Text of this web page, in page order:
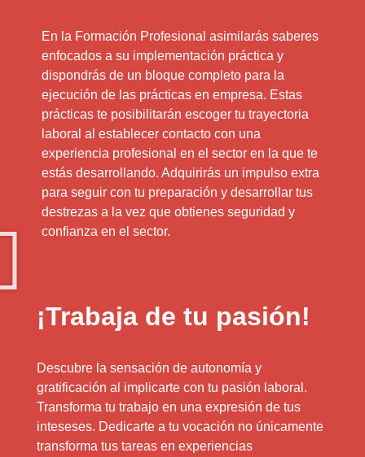
En la Formación Profesional asimilarás saberes
enfocados a su implementación práctica y
dispondrás de un bloque completo para la
ejecución de las prácticas en empresa. Estas
prácticas te posibilitarán escoger tu trayectoria
laboral al establecer contacto con una
experiencia profesional en el sector en la que te
estás desarrollando. Adquirirás un impulso extra
para seguir con tu preparación y desarrollar tus
destrezas a la vez que obtienes seguridad y
confianza en el sector.
¡Trabaja de tu pasión!
Descubre la sensación de autonomía y
gratificación al implicarte con tu pasión laboral.
Transforma tu trabajo en una expresión de tus
inteseses. Dedicarte a tu vocación no únicamente
transforma tus tareas en experiencias